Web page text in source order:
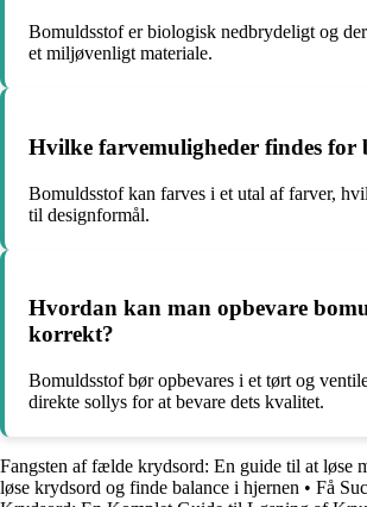
Bomuldsstof er biologisk nedbrydeligt og
et miljøvenligt materiale.
Hvilke farvemuligheder findes for
Bomuldsstof kan farves i et utal af farver,
til designformål.
Hvordan kan man opbevare
korrekt?
Bomuldsstof bør opbevares i et tørt og
direkte sollys for at bevare dets kvalitet.
Fangsten af fælde krydsord: En guide til at løse
løse krydsord og finde balance i hjernen • Få